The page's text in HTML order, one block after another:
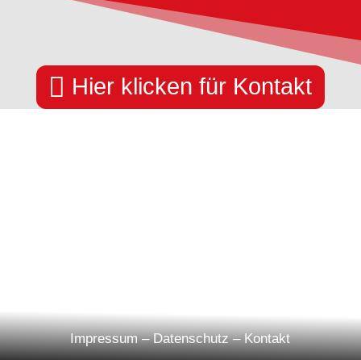
 Hier klicken für Kontakt
Impressum–Datenschutz–Kontakt